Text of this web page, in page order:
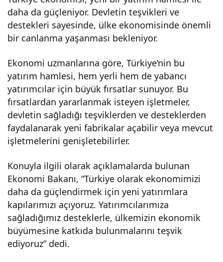
daha da güçleniyor. Devletin teşvikleri ve
destekleri sayesinde, ülke ekonomisinde önemli
bir canlanma yaşanması bekleniyor.
Ekonomi uzmanlarına göre, Türkiye’nin bu
yatırım hamlesi, hem yerli hem de yabancı
yatırımcılar için büyük fırsatlar sunuyor. Bu
fırsatlardan yararlanmak isteyen işletmeler,
devletin sağladığı teşviklerden ve desteklerden
faydalanarak yeni fabrikalar açabilir veya mevcut
işletmelerini genişletebilirler.
Konuyla ilgili olarak açıklamalarda bulunan
Ekonomi Bakanı, “Türkiye olarak ekonomimizi
daha da güçlendirmek için yeni yatırımlara
kapılarımızı açıyoruz. Yatırımcılarımıza
sağladığımız desteklerle, ülkemizin ekonomik
büyümesine katkıda bulunmalarını teşvik
ediyoruz” dedi.